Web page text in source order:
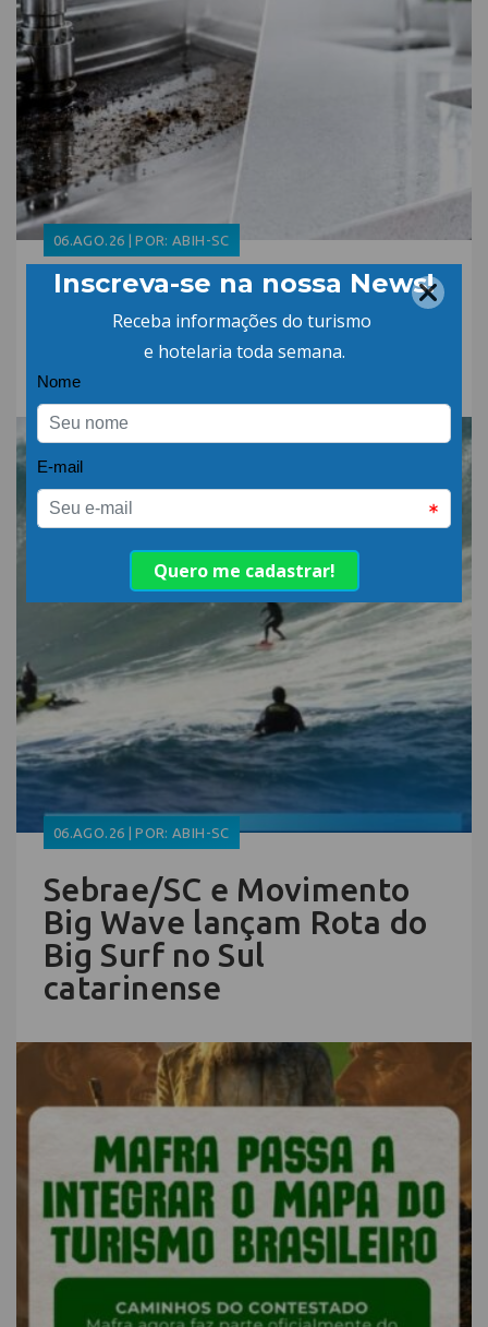
06.AGO.26 | POR: ABIH-SC
Qual a diferença entre
detergente alcalino e
neutro?
06.AGO.26 | POR: ABIH-SC
Sebrae/SC e Movimento
Big Wave lançam Rota do
Big Surf no Sul
catarinense